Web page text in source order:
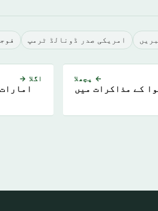
امریکی صدر ڈونالڈ ٹرمپ
← پچھلا
کے مذاکرات میں
اگلا →